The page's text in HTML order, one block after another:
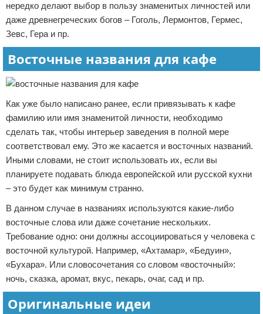
нередко делают выбор в пользу знаменитых личностей или
даже древнегреческих богов – Гоголь, Лермонтов, Гермес,
Зевс, Гера и пр.
Восточные названия для кафе
Как уже было написано ранее, если привязывать к кафе
фамилию или имя знаменитой личности, необходимо
сделать так, чтобы интерьер заведения в полной мере
соответствовал ему. Это же касается и восточных названий.
Иными словами, не стоит использовать их, если вы
планируете подавать блюда европейской или русской кухни
– это будет как минимум странно.
В данном случае в названиях используются какие-либо
восточные слова или даже сочетание нескольких.
Требование одно: они должны ассоциироваться у человека с
восточной культурой. Например, «Ахтамар», «Бедуин»,
«Бухара». Или словосочетания со словом «восточный»:
ночь, сказка, аромат, вкус, пекарь, очаг, сад и пр.
Оригинальные идеи